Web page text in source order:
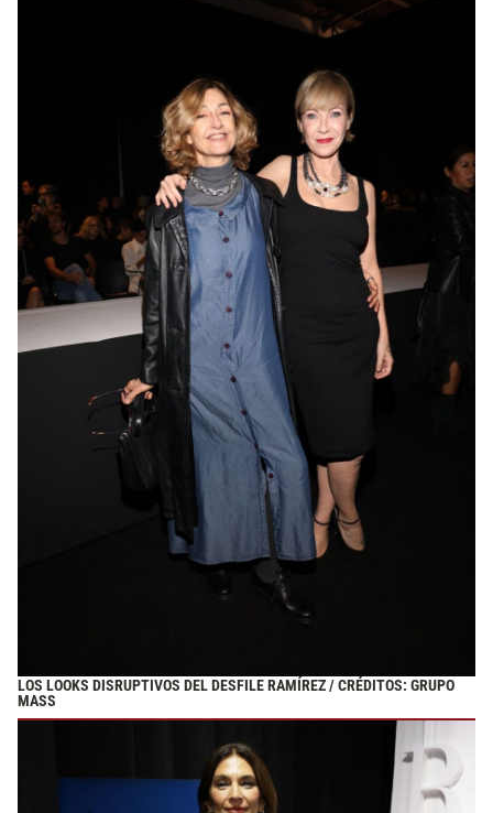
LOS LOOKS DISRUPTIVOS DEL DESFILE RAMÍREZ / CRÉDITOS: GRUPO
MASS